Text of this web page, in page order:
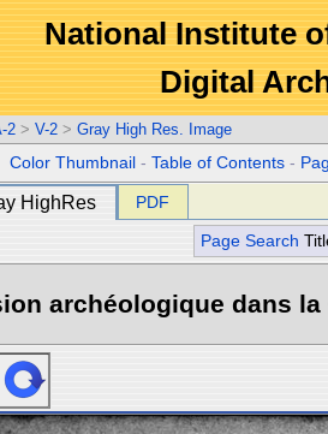
National Institute
Digital
2 > V-2 > Gray High Res. Image
Color Thumbnail -Table of Contents -
HighRes PDF
Page Search
archéologique dans